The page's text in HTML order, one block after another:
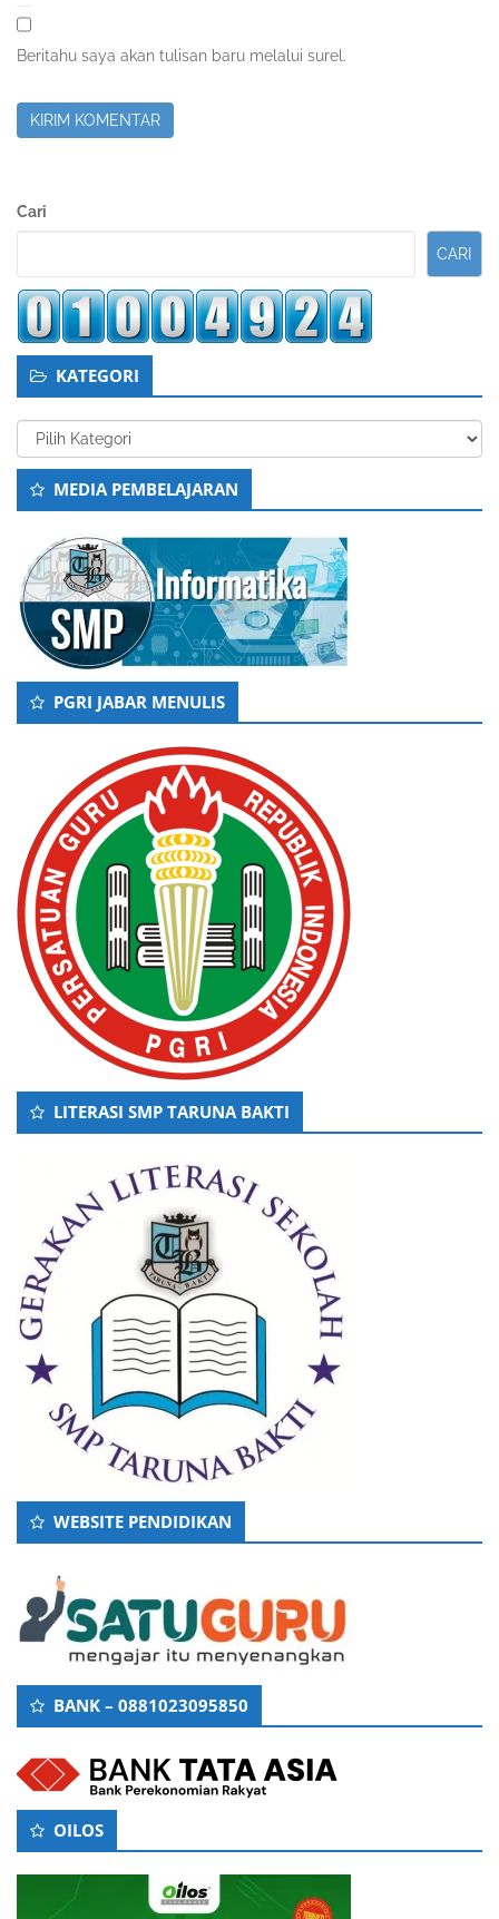
Beritahu saya akan tulisan baru melalui surel.
Sidebar
Cari
CARI
KATEGORI
Kategori
MEDIA PEMBELAJARAN
PGRI JABAR MENULIS
LITERASI SMP TARUNA BAKTI
WEBSITE PENDIDIKAN
BANK – 0881023095850
OILOS